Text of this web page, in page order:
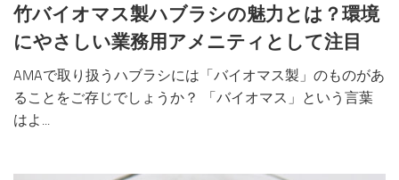
竹バイオマス製ハブラシの魅力とは？環境
にやさしい業務用アメニティとして注目
AMAで取り扱うハブラシには「バイオマス製」のものがあ
ることをご存じでしょうか？ 「バイオマス」という言葉
はよ...